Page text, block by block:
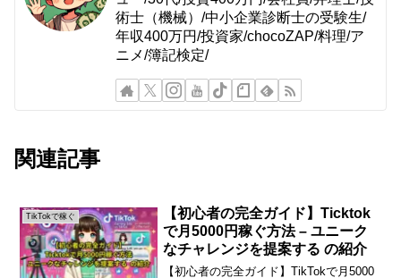
術士（機械）/中小企業診断士の受験生/
年収400万円/投資家/chocoZAP/料理/ア
ニメ/簿記検定/
関連記事
TikTokで稼ぐ
【初心者の完全ガイド】Ticktok
で月5000円稼ぐ方法 – ユニーク
なチャレンジを提案する の紹介
【初心者の完全ガイド】TikTokで月5000